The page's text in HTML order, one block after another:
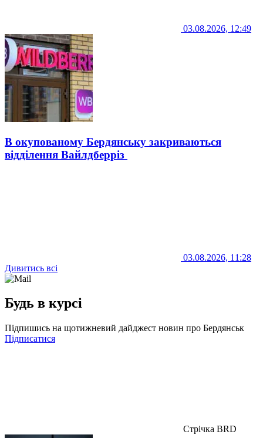
03.08.2026, 12:49
В окупованому Бердянську закриваються
відділення Вайлдберріз
03.08.2026, 11:28
Дивитись всі
Будь в курсі
Підпишись на щотижневий дайджест новин про Бердянськ
Підписатися
Стрічка BRD